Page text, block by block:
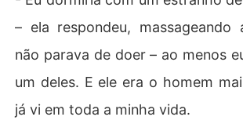
– ela respondeu, massageando
não parava de doer – ao menos
um deles. E ele era o homem
já vi em toda a minha vida.